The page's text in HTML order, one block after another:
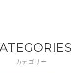
カテゴリー